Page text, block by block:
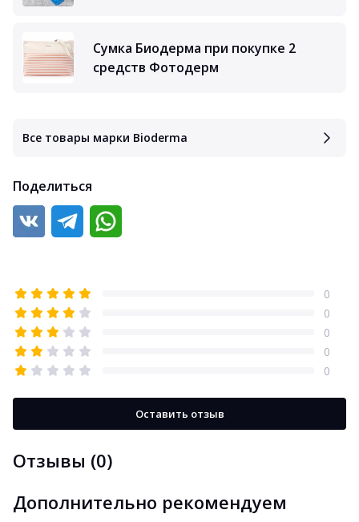
Сумка Биодерма при покупке 2
средств Фотодерм
Все товары марки Bioderma
Поделиться
Отзывы (0)
0
0
0
0
0
Оставить отзыв
Дополнительно рекомендуем